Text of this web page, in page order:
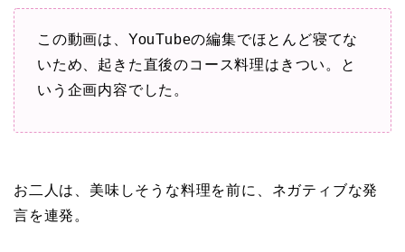
この動画は、YouTubeの編集でほとんど寝てな
いため、起きた直後のコース料理はきつい。と
いう企画内容でした。
お二人は、美味しそうな料理を前に、ネガティブな発
言を連発。